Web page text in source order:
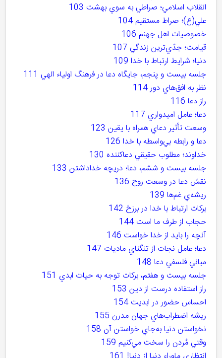
انقلاب اسلامي؛ صراطي به سوي بهشت 103
علي(ع)؛ صراط مستقيم 104
خصوصيات اهل جهنم 106
قيامت؛ جدّي‌ترين زندگي 107
دنيا؛ شرايط ارتباط با خدا 109
جلسه بيست و پنجم، جايگاه دعا در فرهنگ اولياء الهي 111
نظر به افق‌هاي دور 114
راز دعا 116
دعا؛ عامل اميدواري 117
وسعت تأثير دعاي همراه با يقين 123
دعا و رابطه بي‌واسطه با خدا 126
خداوند؛ مطلوب حقيقي دعاکننده 130
جلسه بيست و ششم، دعا؛ دريچه خداداشتن 133
نقش دعا در وسعت روح 136
ريشه‌ي غم‌ها 139
برکات ارتباط با خدا در برزخ 142
حجاب از طرف ما است 144
آنچه را بايد از خدا خواست 146
دعا؛ عامل نجات از تنگناي ماديات 147
مباني فلسفي دعا 148
جلسه بيست و هفتم، برکات توجه به حيات ابدي 151
راز استفاده درست از دين 153
احساس حضور در ابديت 154
ريشه اضطراب‌هاي جهان مدرن 155
نخواستن دنيا به‌جاي خواستن آن 158
وقتي مُردن را سخت مي‌کنيم 159